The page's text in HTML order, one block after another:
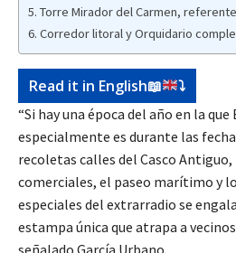
Torre Mirador del Carmen,
Corredor litoral y Orquidario
Read it in English📖 ⤵️
“Si hay una época del año en la
especialmente es durante las
recoletas calles del Casco Antiguo,
comerciales, el paseo marítimo y
especiales del extrarradio se
estampa única que atrapa a
señalado García Urbano.